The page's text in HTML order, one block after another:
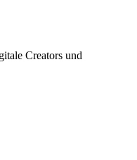
Creators und